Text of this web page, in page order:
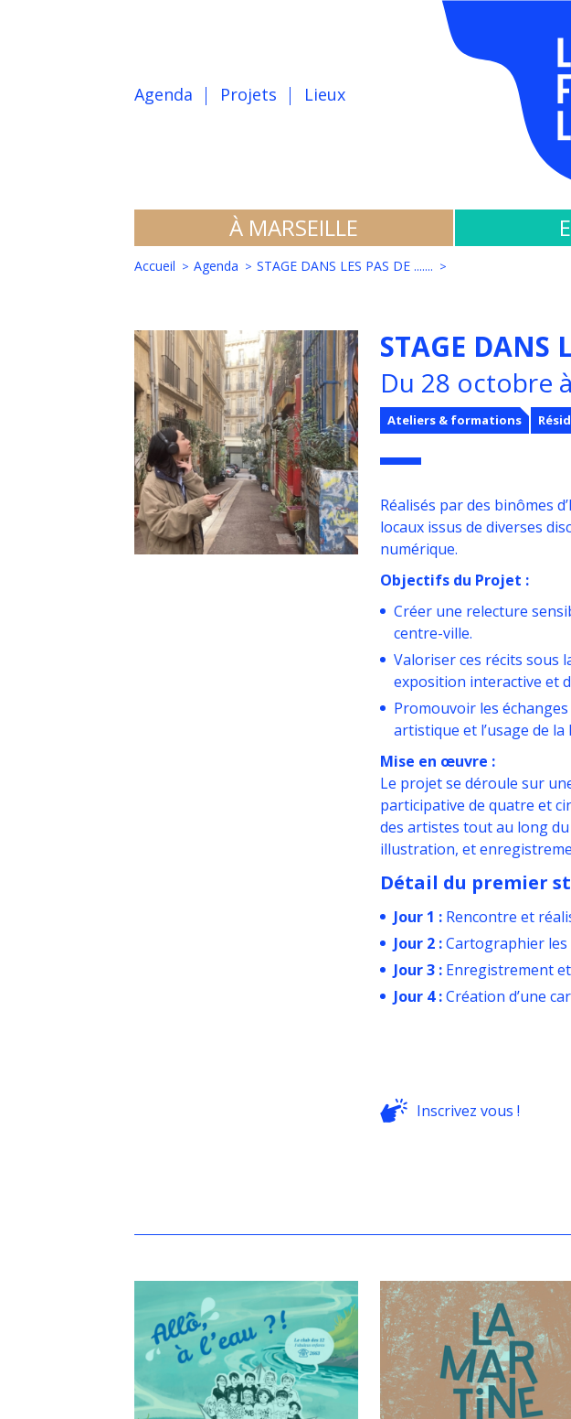
Agenda Projets Lieux
À MARSEILLE
Accueil Agenda STAGE DANS LES PAS DE .......
STAGE DANS
Du 28 octobre
Ateliers & formations
Réalisés par des binômes
locaux issus de diverses
numérique.
Objectifs du Projet :
Créer une relecture
centre-ville.
Valoriser ces récits sous
exposition interactive et
Promouvoir les
artistique et l’usage de
Mise en œuvre :
Le projet se déroule sur
participative de quatre et
des artistes tout au long
illustration, et
Détail du premier
Jour 1 :Rencontre et
Jour 2 :Cartographier les
Jour 3 : Enregistrement
Jour 4 :Création d’une
Inscrivez vous !